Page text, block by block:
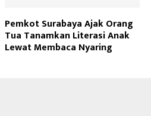
Pemkot Surabaya Ajak Orang
Tua Tanamkan Literasi Anak
Lewat Membaca Nyaring